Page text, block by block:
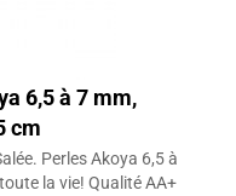
6,5 à 7 mm,
cm
Perles Akoya 6,5 à
la vie! Qualité AA+